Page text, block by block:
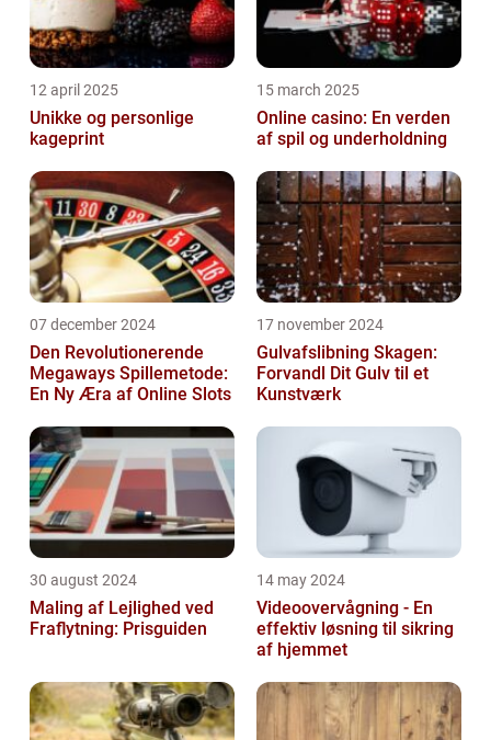
12 april 2025
Unikke og personlige
kageprint
15 march 2025
Online casino: En verden
af spil og underholdning
07 december 2024
Den Revolutionerende
Megaways Spillemetode:
En Ny Æra af Online Slots
17 november 2024
Gulvafslibning Skagen:
Forvandl Dit Gulv til et
Kunstværk
30 august 2024
Maling af Lejlighed ved
Fraflytning: Prisguiden
14 may 2024
Videoovervågning - En
effektiv løsning til sikring
af hjemmet